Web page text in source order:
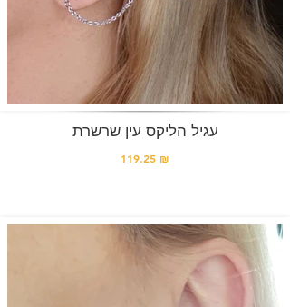
עגיל הליקס עין שרשרת
119.25 ₪